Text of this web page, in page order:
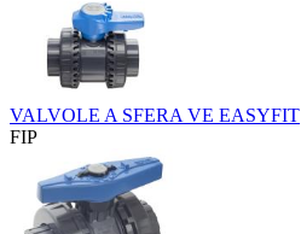
VALVOLE A SFERA VE EASYFIT
FIP